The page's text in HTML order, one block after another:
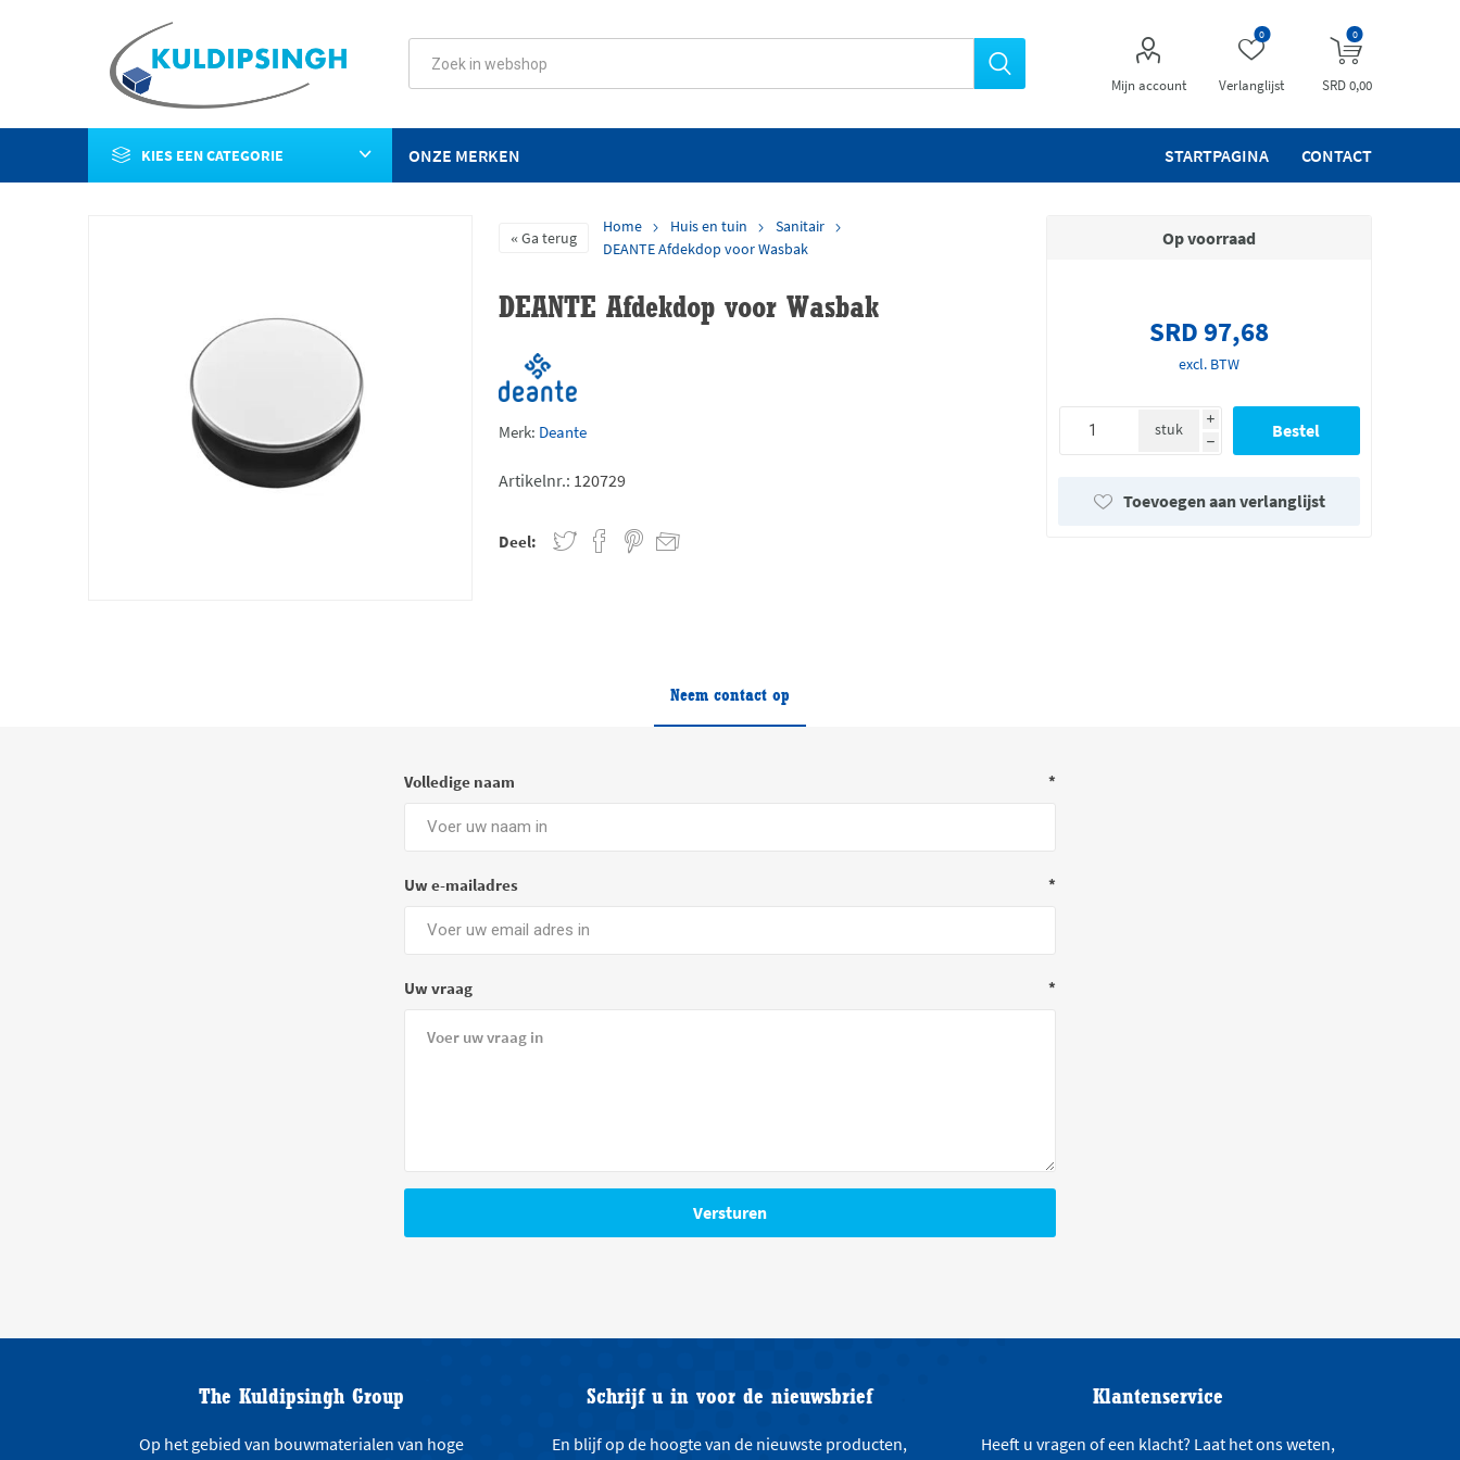
Mijn account Verlanglijst
0 0
SRD 0,00
KIES EEN CATEGORIE STARTPAGINA CONTACT
ONZE MERKEN
Ga terug
Home Huis en tuin
Sanitair
DEANTE Afdekdop voor Wasbak
DEANTE Afdekdop voor Wasbak
Merk: Deante
Artikelnr.: 120729
Deel:
Op voorraad
SRD 97,68
excl. BTW
i
h
stuk
Toevoegen aan verlanglijst
Neem contact op
Volledige naam *
Uw e-mailadres *
Uw vraag *
The Kuldipsingh Group
Op het gebied van bouwmaterialen van hoge
Schrijf u in voor de nieuwsbrief
En blijf op de hoogte van de nieuwste producten,
Klantenservice
Heeft u vragen of een klacht? Laat het ons weten,